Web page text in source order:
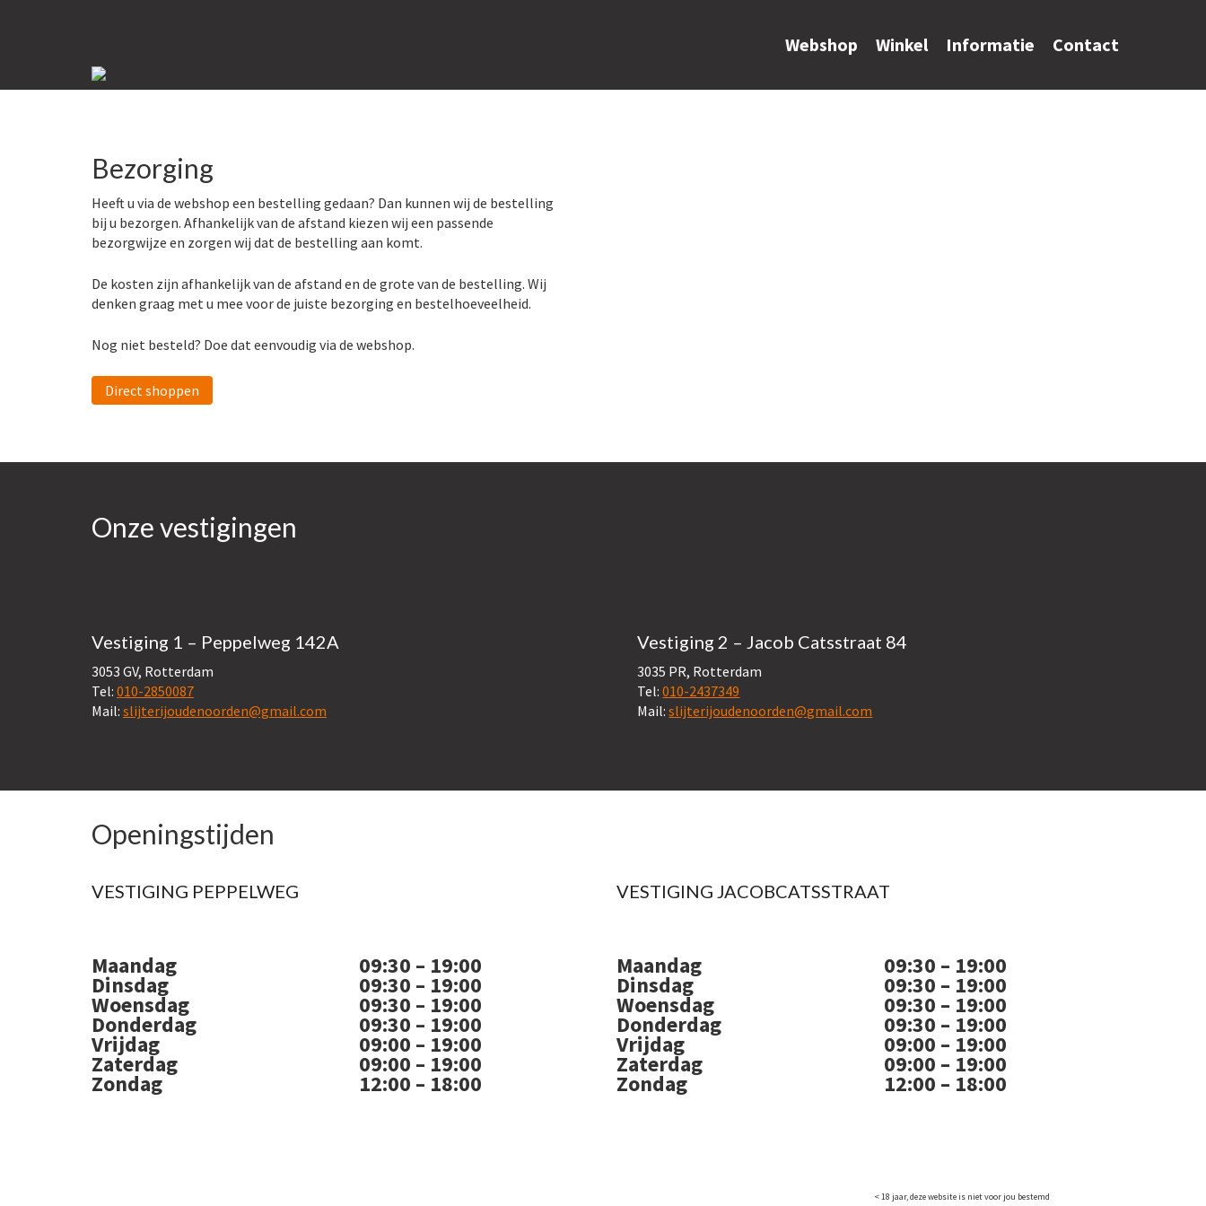
Webshop Winkel Informatie Contact
Bezorging
Heeft u via de webshop een bestelling gedaan? Dan kunnen wij de bestelling
bij u bezorgen. Afhankelijk van de afstand kiezen wij een passende
bezorgwijze en zorgen wij dat de bestelling aan komt.
De kosten zijn afhankelijk van de afstand en de grote van de bestelling. Wij
denken graag met u mee voor de juiste bezorging en bestelhoeveelheid.
Nog niet besteld? Doe dat eenvoudig via de webshop.
Direct shoppen
Onze vestigingen
Vestiging 1 – Peppelweg 142A
3053 GV, Rotterdam
Tel: 010-2850087
Mail: slijterijoudenoorden@gmail.com
Vestiging 2 – Jacob Catsstraat 84
3035 PR, Rotterdam
Tel:010-2437349
Mail:slijterijoudenoorden@gmail.com
Openingstijden
VESTIGING PEPPELWEG
Maandag
Dinsdag
Woensdag
Donderdag
Vrijdag
Zaterdag
Zondag
09:30 – 19:00
09:30 – 19:00
09:30 – 19:00
09:30 – 19:00
09:00 – 19:00
09:00 – 19:00
12:00 – 18:00
VESTIGING JACOBCATSSTRAAT
Maandag
Dinsdag
Woensdag
Donderdag
Vrijdag
Zaterdag
Zondag
09:30 – 19:00
09:30 – 19:00
09:30 – 19:00
09:30 – 19:00
09:00 – 19:00
09:00 – 19:00
12:00 – 18:00
< 18 jaar, deze website is niet voor jou bestemd